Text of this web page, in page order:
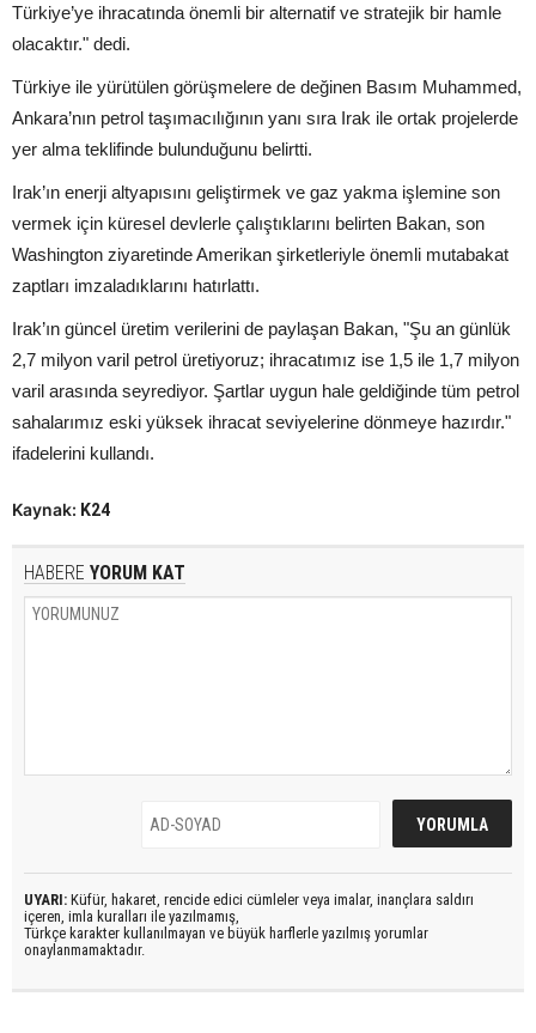
Türkiye’ye ihracatında önemli bir alternatif ve stratejik bir hamle
olacaktır." dedi.
Türkiye ile yürütülen görüşmelere de değinen Basım Muhammed,
Ankara’nın petrol taşımacılığının yanı sıra Irak ile ortak projelerde
yer alma teklifinde bulunduğunu belirtti.
Irak’ın enerji altyapısını geliştirmek ve gaz yakma işlemine son
vermek için küresel devlerle çalıştıklarını belirten Bakan, son
Washington ziyaretinde Amerikan şirketleriyle önemli mutabakat
zaptları imzaladıklarını hatırlattı.
Irak’ın güncel üretim verilerini de paylaşan Bakan, "Şu an günlük
2,7 milyon varil petrol üretiyoruz; ihracatımız ise 1,5 ile 1,7 milyon
varil arasında seyrediyor. Şartlar uygun hale geldiğinde tüm petrol
sahalarımız eski yüksek ihracat seviyelerine dönmeye hazırdır."
ifadelerini kullandı.
Kaynak: K24
HABERE YORUM KAT
UYARI: Küfür, hakaret, rencide edici cümleler veya imalar, inançlara saldırı
içeren, imla kuralları ile yazılmamış,
Türkçe karakter kullanılmayan ve büyük harflerle yazılmış yorumlar
onaylanmamaktadır.